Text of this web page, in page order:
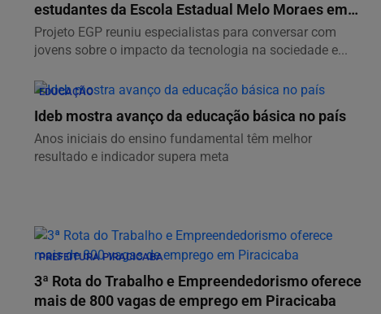
estudantes da Escola Estadual Melo Moraes em
ação...
Projeto EGP reuniu especialistas para conversar com
jovens sobre o impacto da tecnologia na sociedade e...
EDUCAÇÃO
Ideb mostra avanço da educação básica no país
Anos iniciais do ensino fundamental têm melhor
resultado e indicador supera meta
PREFEITURA PIRACICABA
3ª Rota do Trabalho e Empreendedorismo oferece
mais de 800 vagas de emprego em Piracicaba